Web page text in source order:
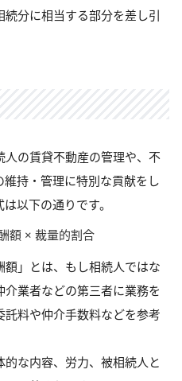
分に相当する部分を差し引
の賃貸不動産の管理や、不
持・管理に特別な貢献をし
以下の通りです。
額 × 裁量的割合
額」とは、もし相続人ではな
業者などの第三者に業務を
料や仲介手数料などを参考
的な内容、労力、被相続人と